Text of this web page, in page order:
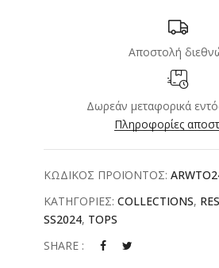
Αποστολή
Δωρεάν μεταφορικά
Πληροφορίες
ΚΩΔΙΚΟΣ ΠΡΟΪΟΝΤΟΣ:
ΚΑΤΗΓΟΡΙΕΣ: COLLECTIONS,
SS2024, TOPS
SHARE :